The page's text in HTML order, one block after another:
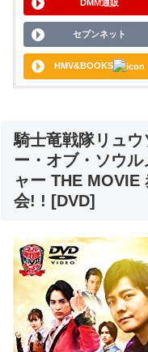
DMM通販
セブンネット
HMV&BOOKS
騎士竜戦隊リュ
ー・オブ・ソウ
ャー THE MOVIE
会! ! [DVD]